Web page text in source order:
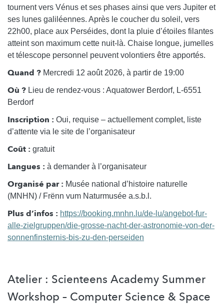
tournent vers Vénus et ses phases ainsi que vers Jupiter et
ses lunes galiléennes. Après le coucher du soleil, vers
22h00, place aux Perséides, dont la pluie d’étoiles filantes
atteint son maximum cette nuit-là. Chaise longue, jumelles
et télescope personnel peuvent volontiers être apportés.
Quand ? Mercredi 12 août 2026, à partir de 19:00
Où ? Lieu de rendez-vous : Aquatower Berdorf, L-6551
Berdorf
Inscription : Oui, requise – actuellement complet, liste
d’attente via le site de l’organisateur
Coût : gratuit
Langues : à demander à l’organisateur
Organisé par : Musée national d’histoire naturelle
(MNHN) / Frënn vum Naturmusée a.s.b.l.
Plus d’infos : https://booking.mnhn.lu/de-lu/angebot-fur-
alle-zielgruppen/die-grosse-nacht-der-astronomie-von-der-
sonnenfinsternis-bis-zu-den-perseiden
Atelier : Scienteens Academy Summer
Workshop – Computer Science & Space